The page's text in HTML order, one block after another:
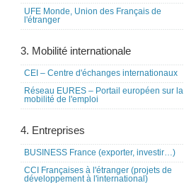
UFE Monde, Union des Français de
l'étranger
3. Mobilité internationale
CEI – Centre d'échanges internationaux
Réseau EURES – Portail européen sur la
mobilité de l'emploi
4. Entreprises
BUSINESS France (exporter, investir…)
CCI Françaises à l'étranger (projets de
développement à l'international)